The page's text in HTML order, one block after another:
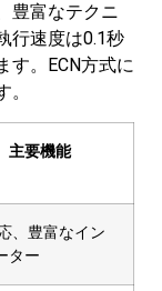
豊富なテクニ
行速度は0.1秒
す。ECN方式に
主要機能
、豊富なイン
ター